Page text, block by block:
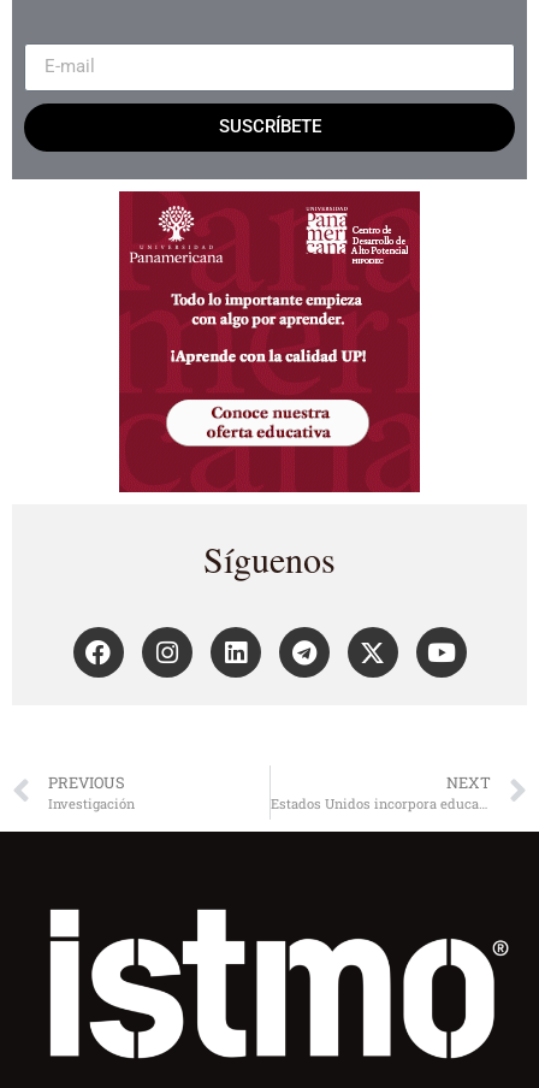
SUSCRÍBETE
Síguenos
PREVIOUS
Investigación
NEXT
Estados Unidos incorpora educación ética en el curriculum escolar